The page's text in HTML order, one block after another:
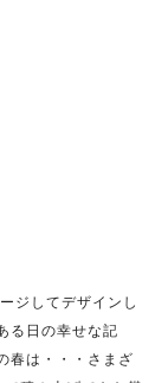
ジしてデザインし
る日の幸せな記
春は・・・さまざ